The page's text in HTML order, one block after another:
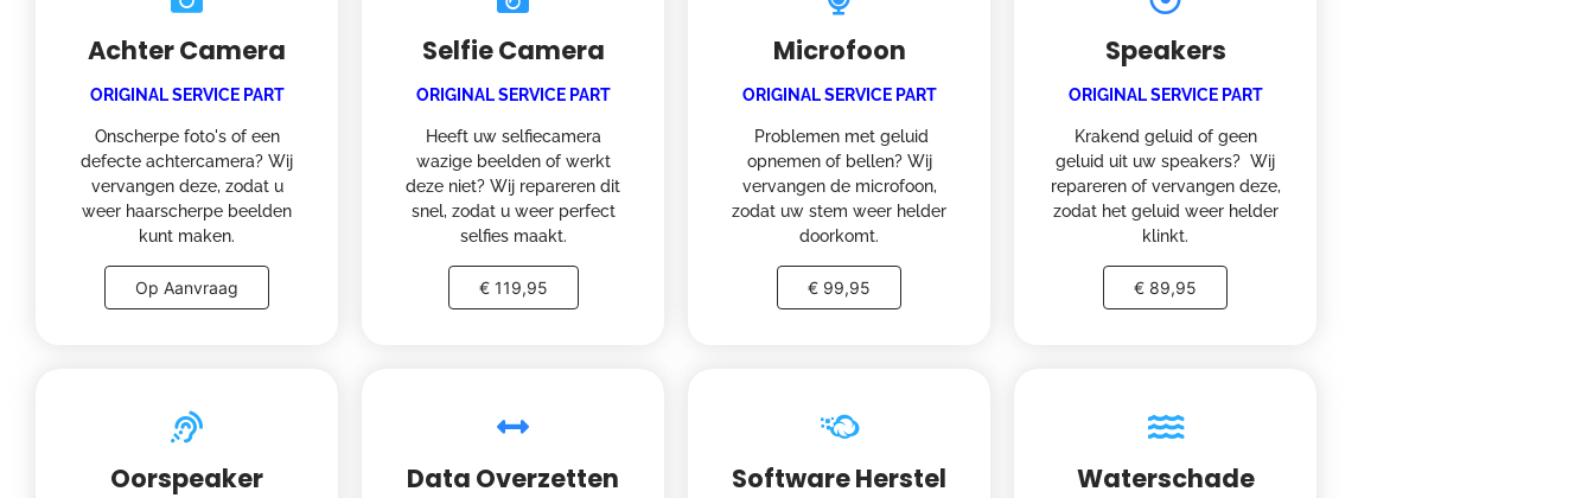
Achter Camera
ORIGINAL SERVICE PART
Onscherpe foto's of een
defecte achtercamera? Wij
vervangen deze, zodat u
weer haarscherpe beelden
kunt maken.
Op Aanvraag
Selfie Camera
ORIGINAL SERVICE PART
Heeft uw selfiecamera
wazige beelden of werkt
deze niet? Wij repareren dit
snel, zodat u weer perfect
selfies maakt.
€ 119,95
Microfoon
ORIGINAL SERVICE PART
Problemen met geluid
opnemen of bellen? Wij
vervangen de microfoon,
zodat uw stem weer helder
doorkomt.
€ 99,95
Speakers
ORIGINAL SERVICE PART
Krakend geluid of geen
geluid uit uw speakers? Wij
repareren of vervangen deze,
zodat het geluid weer helder
klinkt.
€ 89,95
Oorspeaker Data Overzetten Software Herstel Waterschade